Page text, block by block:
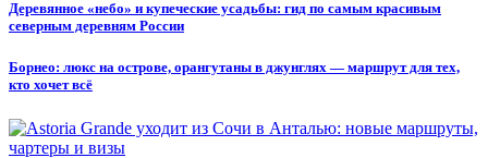
Деревянное «небо» и купеческие усадьбы: гид по самым красивым
северным деревням России
Борнео: люкс на острове, орангутаны в джунглях — маршрут для тех,
кто хочет всё